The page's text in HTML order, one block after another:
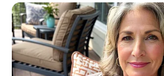
Culkin Cracks Up The Web With
‘Home Alone’
BRAINBERRIES